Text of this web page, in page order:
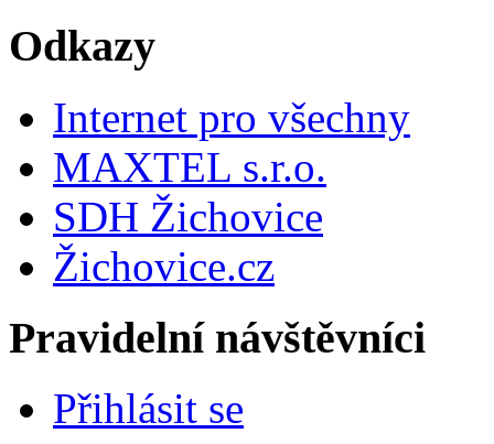
Odkazy
Internet pro všechny
MAXTEL s.r.o.
SDH Žichovice
Žichovice.cz
Pravidelní návštěvníci
Přihlásit se